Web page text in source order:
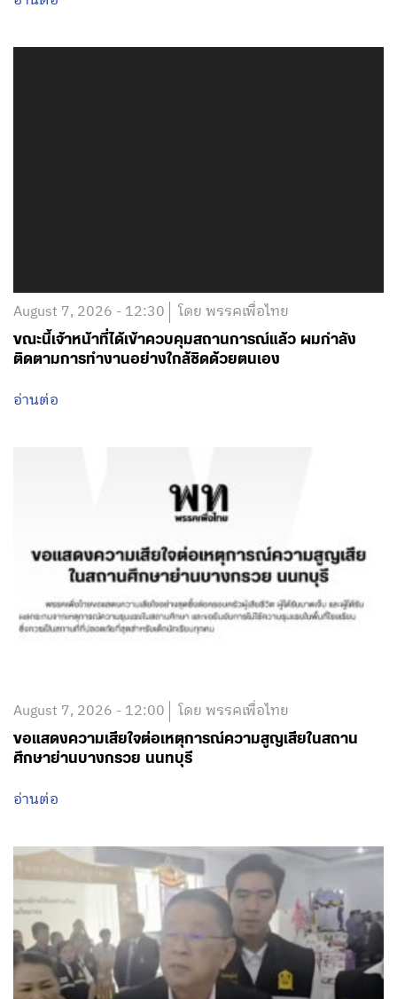
August 7, 2026 - 12:30 โดย พรรคเพื่อไทย
ขณะนี้เจ้าหน้าที่ได้เข้าควบคุมสถานการณ์แล้ว ผมกำลัง
ติดตามการทำงานอย่างใกล้ชิดด้วยตนเอง
อ่านต่อ
August 7, 2026 - 12:00 โดย พรรคเพื่อไทย
ขอแสดงความเสียใจต่อเหตุการณ์ความสูญเสียในสถาน
ศึกษาย่านบางกรวย นนทบุรี
อ่านต่อ